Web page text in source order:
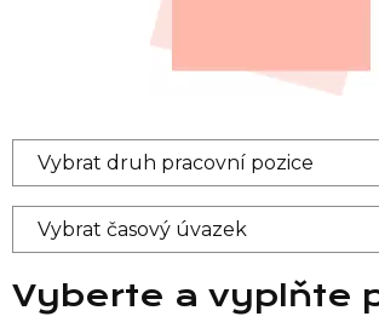
Vyberte a vyplňte